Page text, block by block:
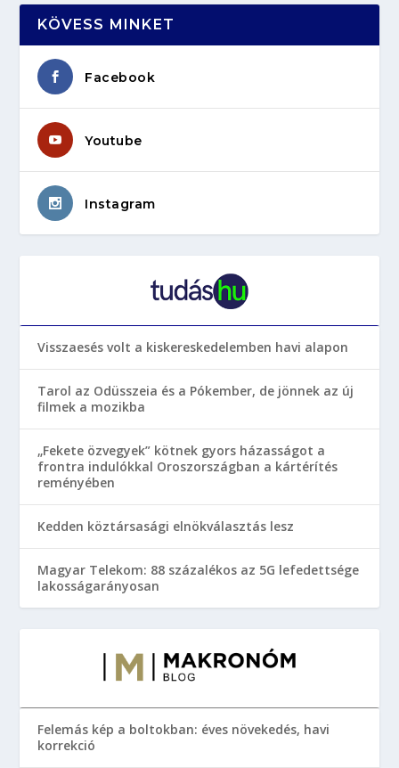
KÖVESS MINKET
Facebook
Youtube
Instagram
Visszaesés volt a kiskereskedelemben havi alapon
Tarol az Odüsszeia és a Pókember, de jönnek az új
filmek a mozikba
„Fekete özvegyek” kötnek gyors házasságot a
frontra indulókkal Oroszországban a kártérítés
reményében
Kedden köztársasági elnökválasztás lesz
Magyar Telekom: 88 százalékos az 5G lefedettsége
lakosságarányosan
Felemás kép a boltokban: éves növekedés, havi
korrekció